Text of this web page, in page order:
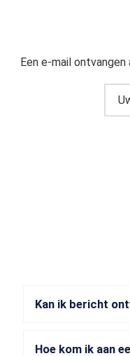
Een e-mail
Kan ik bericht
Hoe kom ik aan